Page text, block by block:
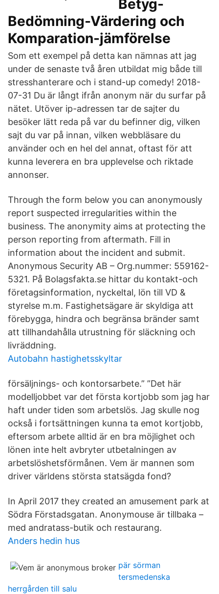
Betyg-
Bedömning-Värdering och
Komparation-jämförelse
Som ett exempel på detta kan nämnas att jag
under de senaste två åren utbildat mig både till
stresshanterare och i stand-up comedy! 2018-
07-31 Du är långt ifrån anonym när du surfar på
nätet. Utöver ip-adressen tar de sajter du
besöker lätt reda på var du befinner dig, vilken
sajt du var på innan, vilken webbläsare du
använder och en hel del annat, oftast för att
kunna leverera en bra upplevelse och riktade
annonser.
Through the form below you can anonymously
report suspected irregularities within the
business. The anonymity aims at protecting the
person reporting from aftermath. Fill in
information about the incident and submit.
Anonymous Security AB – Org.nummer: 559162-
5321. På Bolagsfakta.se hittar du kontakt-och
företagsinformation, nyckeltal, lön till VD &
styrelse m.m. Fastighetsägare är skyldiga att
förebygga, hindra och begränsa bränder samt
att tillhandahålla utrustning för släckning och
livräddning.
Autobahn hastighetsskyltar
försäljnings- och kontorsarbete.” ”Det här
modelljobbet var det första kortjobb som jag har
haft under tiden som arbetslös. Jag skulle nog
också i fortsättningen kunna ta emot kortjobb,
eftersom arbete alltid är en bra möjlighet och
lönen inte helt avbryter utbetalningen av
arbetslöshetsförmånen. Vem är mannen som
driver världens största statsägda fond?
In April 2017 they created an amusement park at
Södra Förstadsgatan. Anonymouse är tillbaka –
med andratass-butik och restaurang.
Anders hedin hus
pär sörman
tersmedenska
herrgården till salu